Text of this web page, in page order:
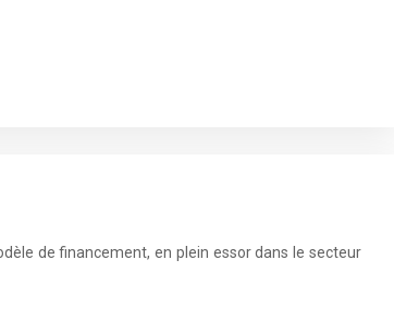
de financement, en plein essor dans le secteur